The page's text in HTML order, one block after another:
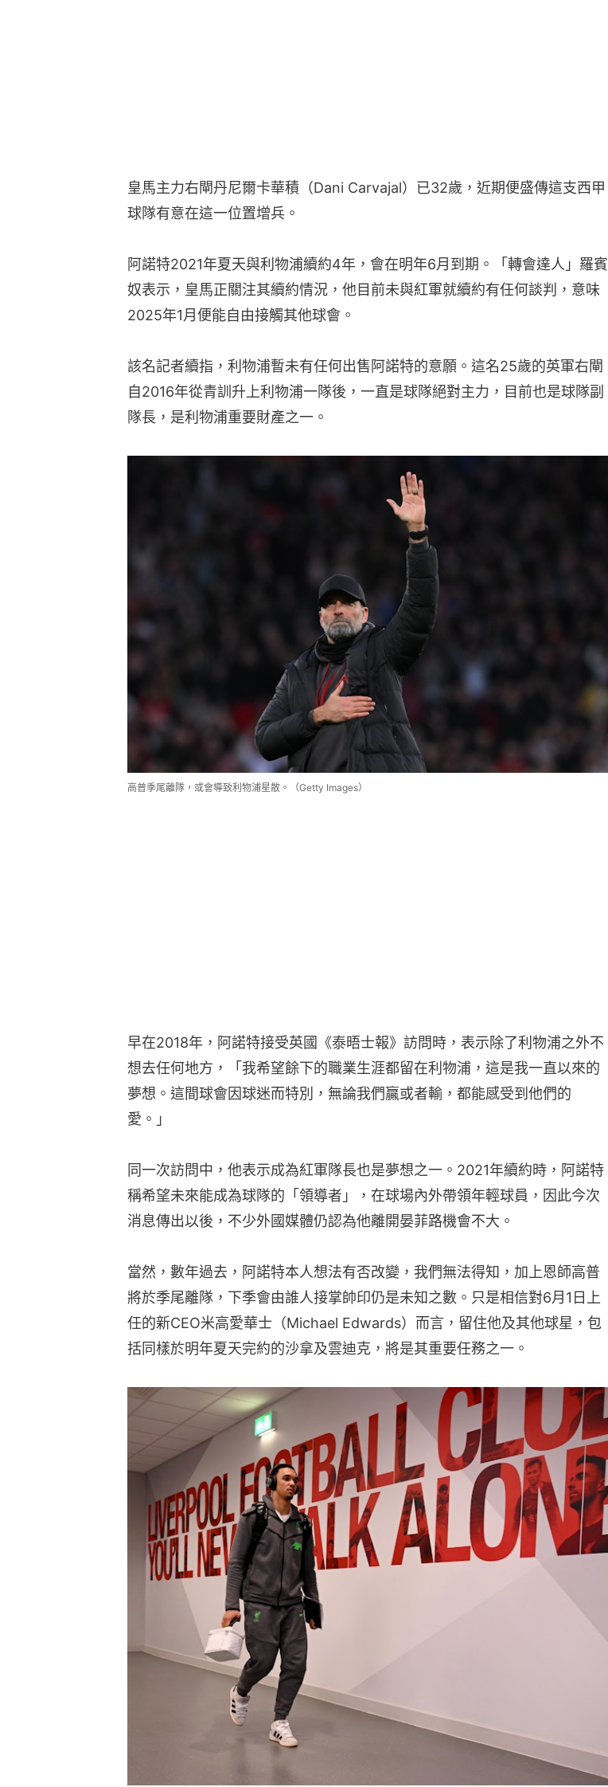
皇馬主力右閘丹尼爾卡華積（Dani Carvajal）已32歲，近期便盛傳這支西甲
球隊有意在這一位置增兵。
阿諾特2021年夏天與利物浦續約4年，會在明年6月到期。「轉會達人」羅賓
奴表示，皇馬正關注其續約情況，他目前未與紅軍就續約有任何談判，意味
2025年1月便能自由接觸其他球會。
該名記者續指，利物浦暫未有任何出售阿諾特的意願。這名25歲的英軍右閘
自2016年從青訓升上利物浦一隊後，一直是球隊絕對主力，目前也是球隊副
隊長，是利物浦重要財產之一。
高普季尾離隊，或會導致利物浦星散。（Getty Images）
早在2018年，阿諾特接受英國《泰晤士報》訪問時，表示除了利物浦之外不
想去任何地方，「我希望餘下的職業生涯都留在利物浦，這是我一直以來的
夢想。這間球會因球迷而特別，無論我們贏或者輸，都能感受到他們的
愛。」
同一次訪問中，他表示成為紅軍隊長也是夢想之一。2021年續約時，阿諾特
稱希望未來能成為球隊的「領導者」，在球場內外帶領年輕球員，因此今次
消息傳出以後，不少外國媒體仍認為他離開晏菲路機會不大。
當然，數年過去，阿諾特本人想法有否改變，我們無法得知，加上恩師高普
將於季尾離隊，下季會由誰人接掌帥印仍是未知之數。只是相信對6月1日上
任的新CEO米高愛華士（Michael Edwards）而言，留住他及其他球星，包
括同樣於明年夏天完約的沙拿及雲迪克，將是其重要任務之一。